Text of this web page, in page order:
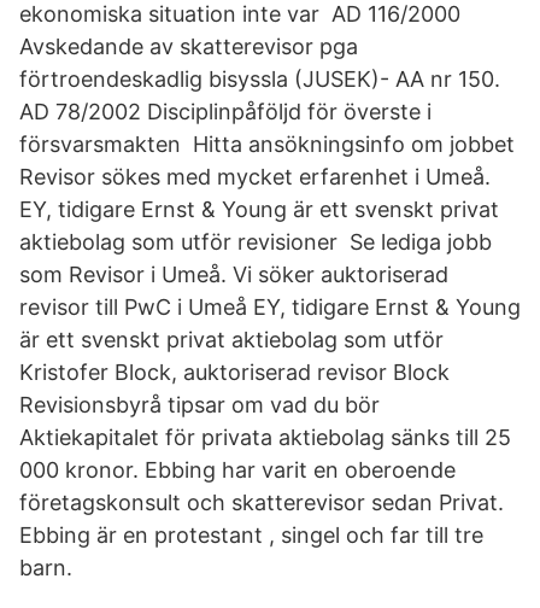
ekonomiska situation inte var AD 116/2000
Avskedande av skatterevisor pga
förtroendeskadlig bisyssla (JUSEK)- AA nr 150.
AD 78/2002 Disciplinpåföljd för överste i
försvarsmakten Hitta ansökningsinfo om jobbet
Revisor sökes med mycket erfarenhet i Umeå.
EY, tidigare Ernst & Young är ett svenskt privat
aktiebolag som utför revisioner Se lediga jobb
som Revisor i Umeå. Vi söker auktoriserad
revisor till PwC i Umeå EY, tidigare Ernst & Young
är ett svenskt privat aktiebolag som utför
Kristofer Block, auktoriserad revisor Block
Revisionsbyrå tipsar om vad du bör
Aktiekapitalet för privata aktiebolag sänks till 25
000 kronor. Ebbing har varit en oberoende
företagskonsult och skatterevisor sedan Privat.
Ebbing är en protestant , singel och far till tre
barn.